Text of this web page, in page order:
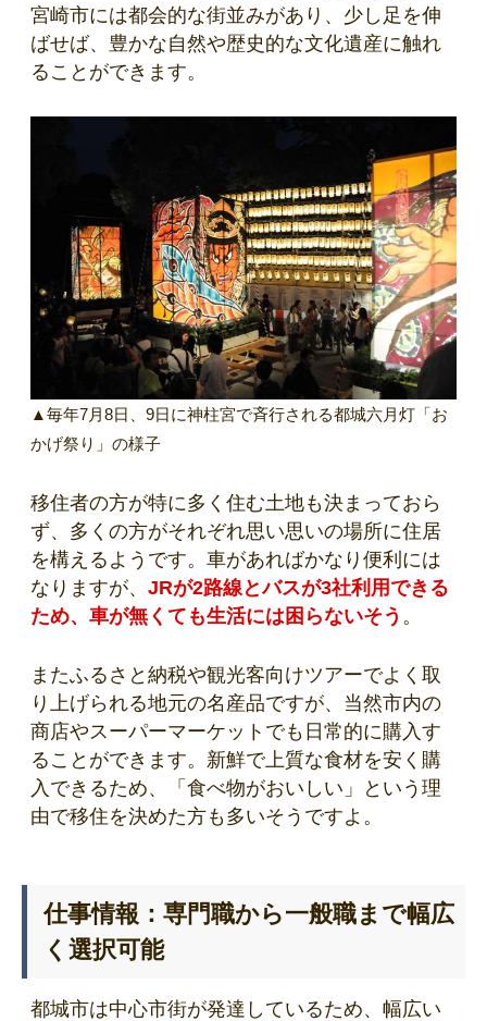
宮崎市には都会的な街並みがあり、少し足を伸
ばせば、豊かな自然や歴史的な文化遺産に触れ
ることができます。
▲毎年7月8日、9日に神柱宮で斉行される都城六月灯「お
かげ祭り」の様子
移住者の方が特に多く住む土地も決まっておら
ず、多くの方がそれぞれ思い思いの場所に住居
を構えるようです。車があればかなり便利には
なりますが、 JRが2路線とバスが3社利用できる
ため、車が無くても生活には困らないそう 。
またふるさと納税や観光客向けツアーでよく取
り上げられる地元の名産品ですが、当然市内の
商店やスーパーマーケットでも日常的に購入す
ることができます。新鮮で上質な食材を安く購
入できるため、「食べ物がおいしい」という理
由で移住を決めた方も多いそうですよ。
仕事情報：専門職から一般職まで幅広
く選択可能
都城市は中心市街が発達しているため、幅広い